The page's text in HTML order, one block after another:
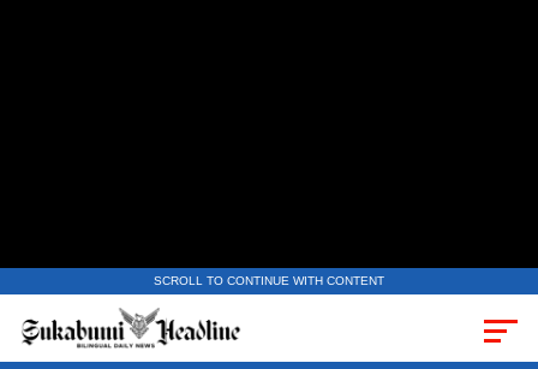
SCROLL TO CONTINUE WITH CONTENT